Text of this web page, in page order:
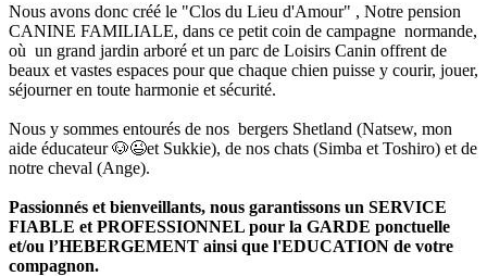
Nous avons donc créé le "Clos du Lieu d'Amour" , Notre pension
CANINE FAMILIALE, dans ce petit coin de campagne normande,
où un grand jardin arboré et un parc de Loisirs Canin offrent de
beaux et vastes espaces pour que chaque chien puisse y courir, jouer,
séjourner en toute harmonie et sécurité.
Nous y sommes entourés de nos bergers Shetland (Natsew, mon
aide éducateur 🐶😉et Sukkie), de nos chats (Simba et Toshiro) et de
notre cheval (Ange).
Passionnés et bienveillants, nous garantissons un SERVICE
FIABLE et PROFESSIONNEL pour la GARDE ponctuelle
et/ou l’HEBERGEMENT ainsi que l'EDUCATION de votre
compagnon.